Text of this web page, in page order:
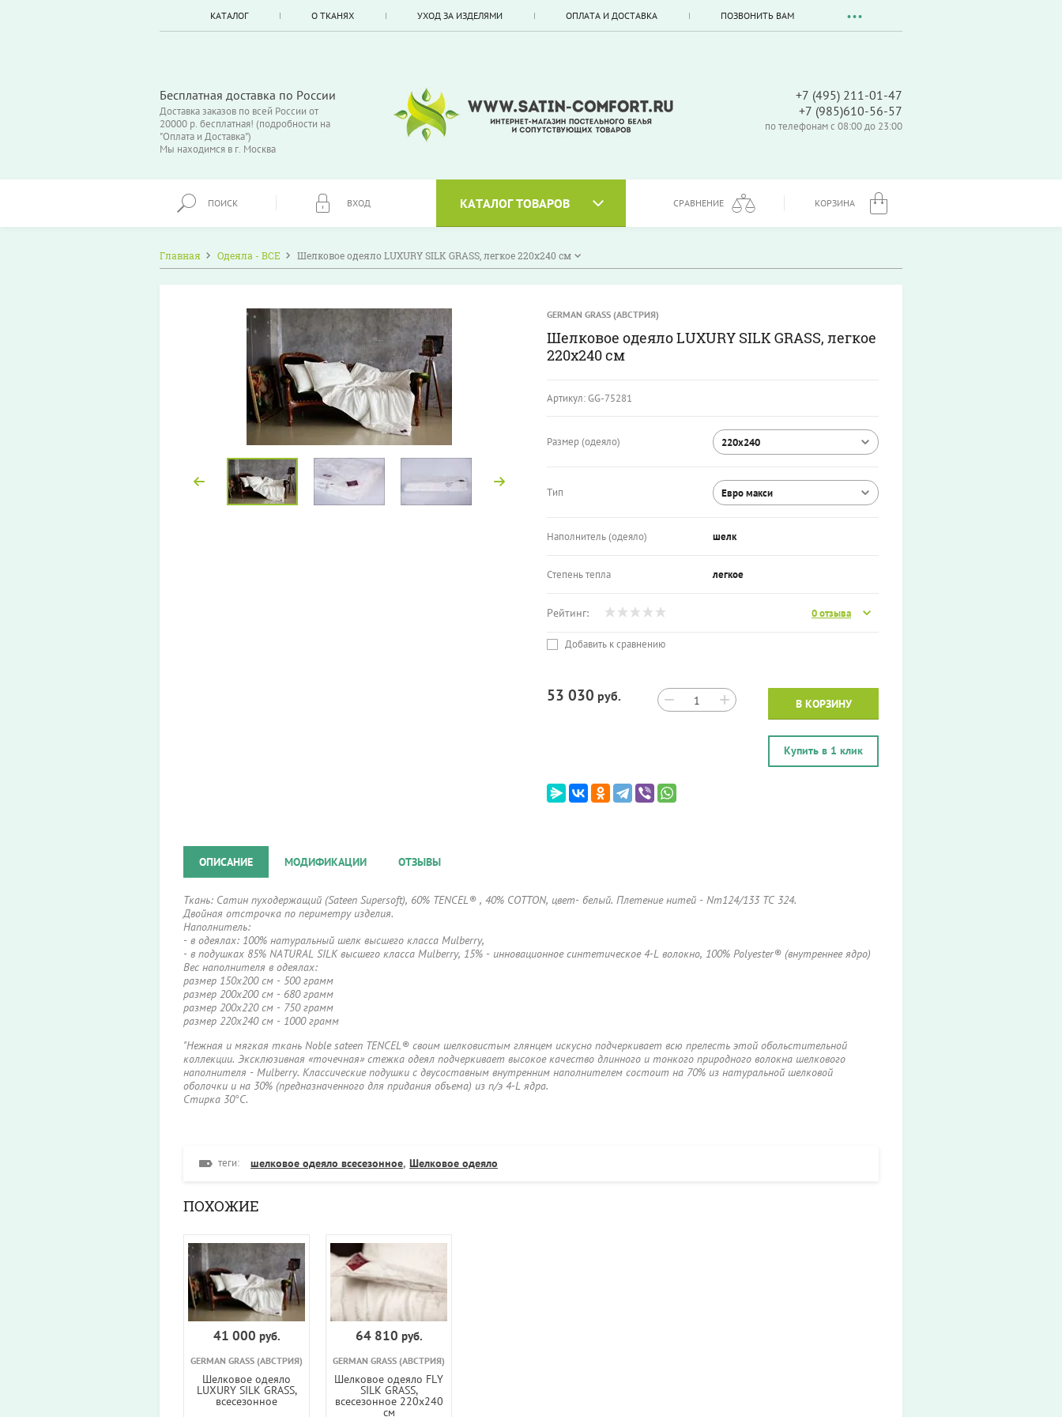
КАТАЛОГ О ТКАНЯХ УХОД ЗА ИЗДЕЛЯМИ ОПЛАТА И ДОСТАВКА ПОЗВОНИТЬ ВАМ
Бесплатная доставка по России
Доставка заказов по всей России от
20000 р. бесплатная! (подробности на
"Оплата и Доставка")
Мы находимся в г. Москва
+7 (495) 211-01-47
+7 (985)610-56-57
по телефонам с 08:00 до 23:00
ПОИСК ВХОД КАТАЛОГ ТОВАРОВ СРАВНЕНИЕ КОРЗИНА
Главная Одеяла - ВСЕ Шелковое одеяло LUXURY SILK GRASS, легкое 220х240 см
GERMAN GRASS (АВСТРИЯ)
Шелковое одеяло LUXURY SILK GRASS, легкое
220х240 см
Артикул:GG-75281
Размер (одеяло) 220х240
Тип Евро макси
Наполнитель (одеяло) шелк
Степень тепла легкое
Рейтинг: 0 отзыва
Добавить к сравнению
53 030 руб. − +
Купить в 1 клик
В КОРЗИНУ
ОПИСАНИЕ МОДИФИКАЦИИ ОТЗЫВЫ
Ткань: Сатин пуходержащий (Sateen Supersoft), 60% TENCEL® , 40% COTТON, цвет- белый. Плетение нитей - Nm124/133 TC 324.
Двойная отстрочка по периметру изделия.
Наполнитель:
- в одеялах: 100% натуральный шелк высшего класса Mulberry,
- в подушках 85% NATURAL SILK высшего класса Mulberry, 15% - инновационное синтетическое 4-L волокно, 100% Polyester® (внутреннее ядро)
Вес наполнителя в одеялах:
размер 150х200 см - 500 грамм
размер 200х200 см - 680 грамм
размер 200х220 см - 750 грамм
размер 220х240 см - 1000 грамм
"Нежная и мягкая ткань Noble sateen TENCEL® своим шелковистым глянцем искусно подчеркивает всю прелесть этой обольстительной
коллекции. Эксклюзивная «точечная» стежка одеял подчеркивает высокое качество длинного и тонкого природного волокна шелкового
наполнителя - Mulberry. Классические подушки с двусоставным внутренним наполнителем состоит на 70% из натуральной шелковой
оболочки и на 30% (предназначенного для придания объема) из п/э 4-L ядра.
Стирка 30°С.
теги: шелковое одеяло всесезонное, Шелковое одеяло
ПОХОЖИЕ
41 000 руб.
GERMAN GRASS (АВСТРИЯ)
Шелковое одеяло
LUXURY SILK GRASS,
всесезонное
64 810 руб.
GERMAN GRASS (АВСТРИЯ)
Шелковое одеяло FLY
SILK GRASS,
всесезонное 220х240
см